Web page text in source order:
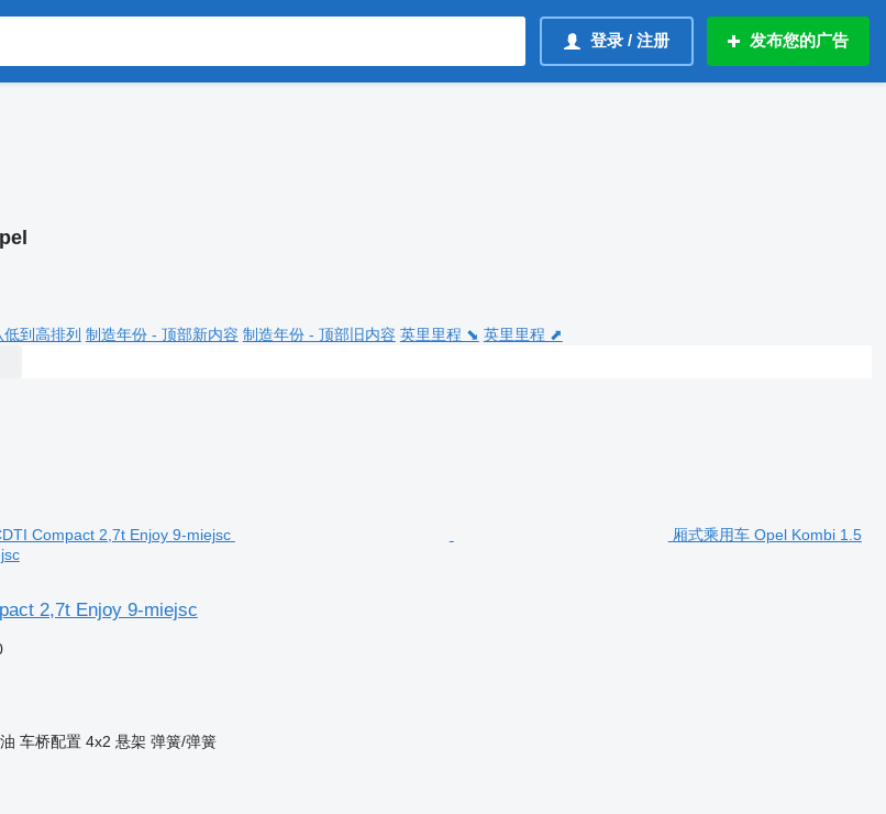
登录 / 注册 发布您的广告
到高排列 制造年份 - 顶部新内容 制造年份 - 顶部旧内容 英里里程 ⬊ 英里里程 ⬈
厢式乘用车 Opel Kombi 1.5
2,7t Enjoy 9-miejsc
车桥配置 4x2 悬架 弹簧/弹簧